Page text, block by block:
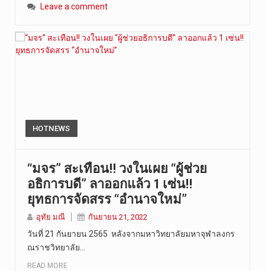
Leave a comment
HOTNEWS
“มจร” สะเทือน!! วงในเผย “ผู้ช่วย
อธิการบดี” ลาออกแล้ว 1 เซ่น!!
ยุทธการจัดสรร “อำนาจใหม่”
อุทัย มณี กันยายน 21, 2022
วันที่ 21 กันยายน 2565 หลังจากมหาวิทยาลัยมหาจุฬาลงกร
ณราชวิทยาลัย…
READ MORE